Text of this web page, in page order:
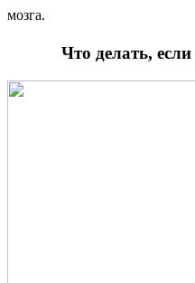
мозга.
Что делать,